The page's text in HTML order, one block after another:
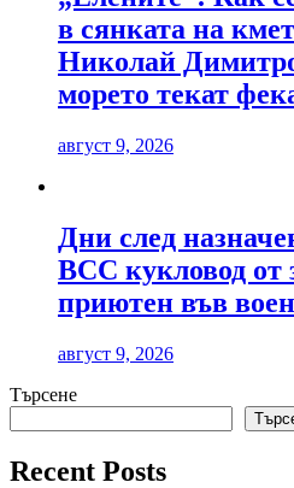
в сянката на
Николай
морето текат
август 9, 2026
Дни след
ВСС кукловод от
приютен във
август 9, 2026
Търсене
Recent Posts